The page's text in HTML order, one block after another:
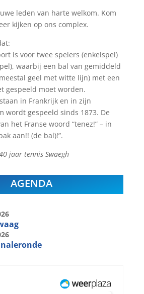
leden van harte welkom. Kom
kijken op ons complex.
is voor twee spelers (enkelspel)
waarbij een bal van gemiddeld
geel met witte lijn) met een
gespeeld moet worden.
in Frankrijk en in zijn
wordt gespeeld sinds 1873. De
het Franse woord “tenez!” – in
aan!! (de bal)!”.
jaar tennis Swaegh
AGENDA